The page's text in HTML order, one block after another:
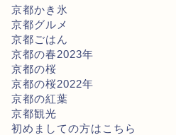
京都かき氷
京都グルメ
京都ごはん
京都の春2023年
京都の桜
京都の桜2022年
京都の紅葉
京都観光
初めましての方はこちら